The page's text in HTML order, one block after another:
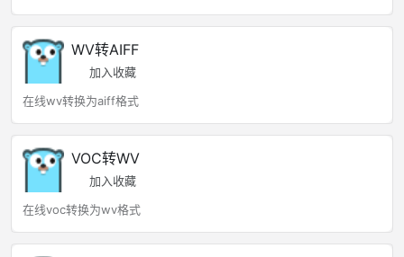
WV转AIFF
加入收藏
在线wv转换为aiff格式
VOC转WV
加入收藏
在线voc转换为wv格式